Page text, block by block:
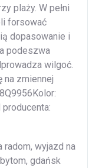
plaży. W pełni
forsować
dopasowanie i
podeszwa
wilgoć.
na zmiennej
wyjazd na
gdańsk